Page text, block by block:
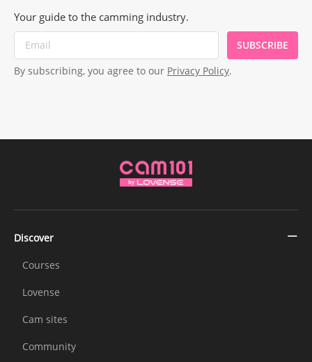
Your guide to the camming industry.
SUBSCRIBE
By subscribing, you agree to our Privacy Policy.
Discover
Courses
Lovense
Cam sites
Community